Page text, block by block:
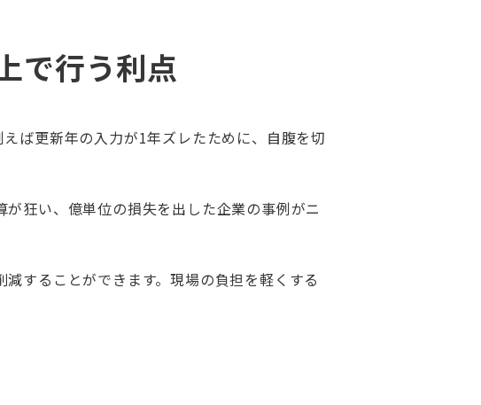
で行う利点
ば更新年の入力が1年ズレたために、自腹を切
狂い、億単位の損失を出した企業の事例がニ
することができます。現場の負担を軽くする